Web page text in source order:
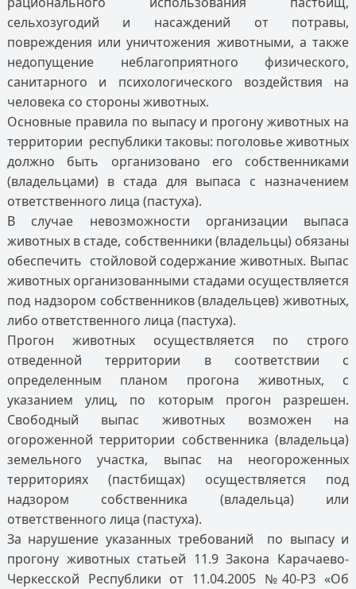
сельхозугодий и насаждений от потравы,
повреждения или уничтожения животными, а также
недопущение неблагоприятного физического,
санитарного и психологического воздействия на
человека со стороны животных.
Основные правила по выпасу и прогону животных на
территории республики таковы: поголовье животных
должно быть организовано его собственниками
(владельцами) в стада для выпаса с назначением
ответственного лица (пастуха).
В случае невозможности организации выпаса
животных в стаде, собственники (владельцы) обязаны
обеспечить стойловой содержание животных. Выпас
животных организованными стадами осуществляется
под надзором собственников (владельцев) животных,
либо ответственного лица (пастуха).
Прогон животных осуществляется по строго
отведенной территории в соответствии с
определенным планом прогона животных, с
указанием улиц, по которым прогон разрешен.
Свободный выпас животных возможен на
огороженной территории собственника (владельца)
земельного участка, выпас на неогороженных
территориях (пастбищах) осуществляется под
надзором собственника (владельца) или
ответственного лица (пастуха).
За нарушение указанных требований по выпасу и
прогону животных статьей 11.9 Закона Карачаево-
Черкесской Республики от 11.04.2005 №40-РЗ «Об